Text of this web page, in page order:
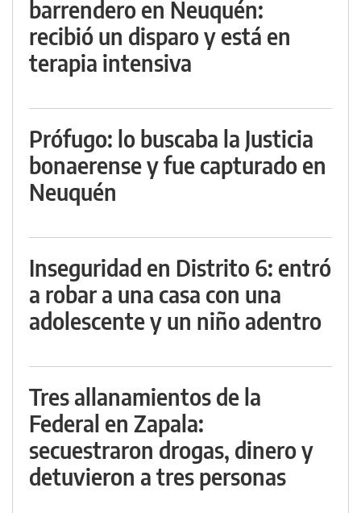
barrendero en Neuquén:
recibió un disparo y está en
terapia intensiva
Prófugo: lo buscaba la Justicia
bonaerense y fue capturado en
Neuquén
Inseguridad en Distrito 6: entró
a robar a una casa con una
adolescente y un niño adentro
Tres allanamientos de la
Federal en Zapala:
secuestraron drogas, dinero y
detuvieron a tres personas